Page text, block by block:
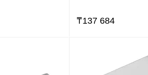
₸137 684